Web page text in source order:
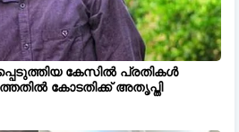
കേസിൽ പ്രതികൾ
കോടതിക്ക് അതൃപ്തി